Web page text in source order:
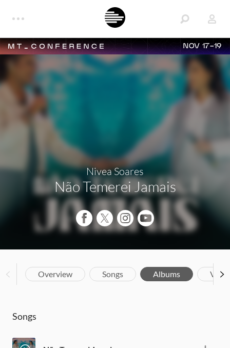
NOV 17-19
Nivea Soares
Não Temerei Jamais
Overview Songs Albums
Songs